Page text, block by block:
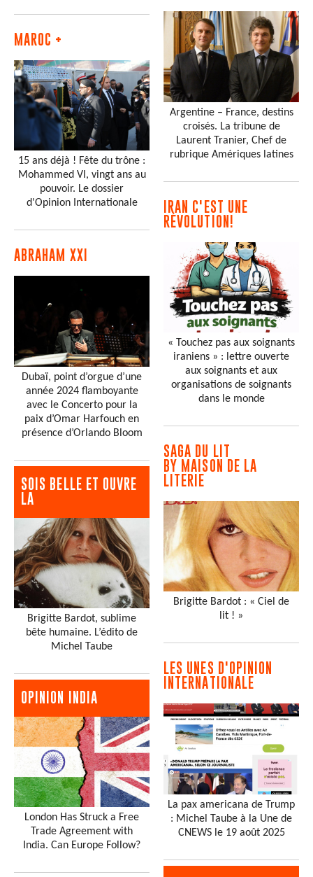
MAROC +
15 ans déjà ! Fête du trône :
Mohammed VI, vingt ans au
pouvoir. Le dossier
d'Opinion Internationale
ABRAHAM XXI
Dubaï, point d’orgue d’une
année 2024 flamboyante
avec le Concerto pour la
paix d’Omar Harfouch en
présence d’Orlando Bloom
SOIS BELLE ET OUVRE
LA
Brigitte Bardot, sublime
bête humaine. L’édito de
Michel Taube
OPINION INDIA
London Has Struck a Free
Trade Agreement with
India. Can Europe Follow?
Argentine – France, destins
croisés. La tribune de
Laurent Tranier, Chef de
rubrique Amériques latines
IRAN C'EST UNE
RÉVOLUTION!
« Touchez pas aux soignants
iraniens » : lettre ouverte
aux soignants et aux
organisations de soignants
dans le monde
SAGA DU LIT
BY MAISON DE LA
LITERIE
Brigitte Bardot : « Ciel de
lit ! »
LES UNES D'OPINION
INTERNATIONALE
La pax americana de Trump
: Michel Taube à la Une de
CNEWS le 19 août 2025